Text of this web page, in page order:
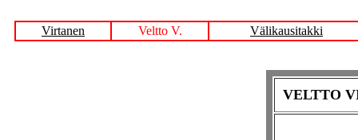
Virtanen Veltto V. Välikausitakki
VELTTO